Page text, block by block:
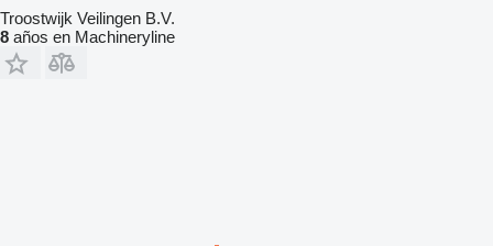
Troostwijk Veilingen B.V.
8 años en Machineryline